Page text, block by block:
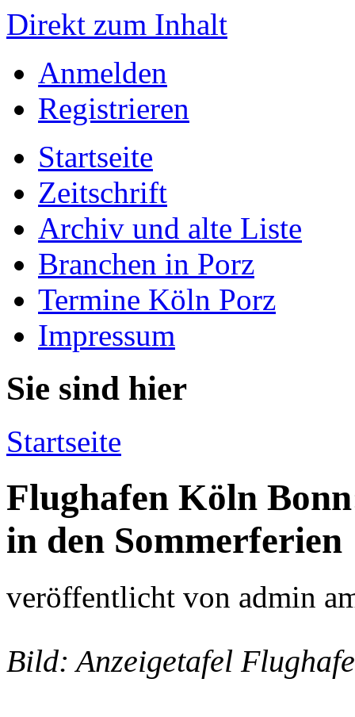
Direkt zum Inhalt
Anmelden
Registrieren
Startseite
Zeitschrift
Archiv und alte Liste
Branchen in Porz
Termine Köln Porz
Impressum
Sie sind hier
Startseite
Flughafen Köln
in den Sommerferien
veröffentlicht von admin
Bild: Anzeigetafel